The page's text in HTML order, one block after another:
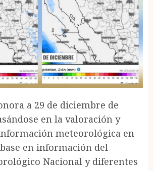
a 29 de diciembre de
en la valoración y
meteorológica en
en información del
Nacional y diferentes